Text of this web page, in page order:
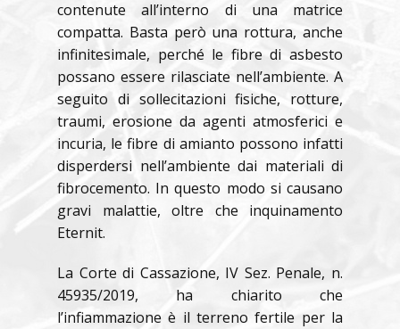
contenute all’interno di una matrice
compatta. Basta però una rottura, anche
infinitesimale, perché le fibre di asbesto
possano essere rilasciate nell’ambiente. A
seguito di sollecitazioni fisiche, rotture,
traumi, erosione da agenti atmosferici e
incuria, le fibre di amianto possono infatti
disperdersi nell’ambiente dai materiali di
fibrocemento. In questo modo si causano
gravi malattie, oltre che inquinamento
Eternit.
La Corte di Cassazione, IV Sez. Penale, n.
45935/2019, ha chiarito che
l’infiammazione è il terreno fertile per la